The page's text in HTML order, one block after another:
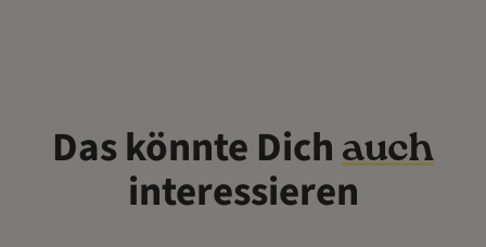
Das könnte Dichauch
interessieren